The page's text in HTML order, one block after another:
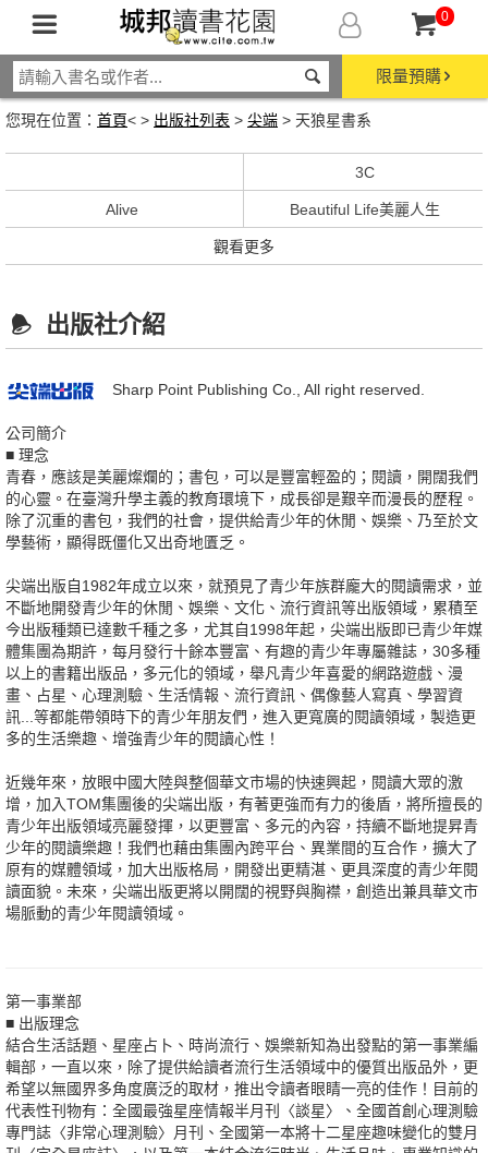
0
限量預購
您現在位置： 首頁< > 出版社列表 > 尖端 > 天狼星書系
3C
Alive Beautiful Life美麗人生
觀看更多
出版社介紹
Sharp Point Publishing Co., All right reserved.
公司簡介
■ 理念
青春，應該是美麗燦爛的；書包，可以是豐富輕盈的；閱讀，開闊我們
的心靈。在臺灣升學主義的教育環境下，成長卻是艱辛而漫長的歷程。
除了沉重的書包，我們的社會，提供給青少年的休閒、娛樂、乃至於文
學藝術，顯得既僵化又出奇地匱乏。
尖端出版自1982年成立以來，就預見了青少年族群龐大的閱讀需求，並
不斷地開發青少年的休閒、娛樂、文化、流行資訊等出版領域，累積至
今出版種類已達數千種之多，尤其自1998年起，尖端出版即已青少年媒
體集團為期許，每月發行十餘本豐富、有趣的青少年專屬雜誌，30多種
以上的書籍出版品，多元化的領域，舉凡青少年喜愛的網路遊戲、漫
畫、占星、心理測驗、生活情報、流行資訊、偶像藝人寫真、學習資
訊...等都能帶領時下的青少年朋友們，進入更寬廣的閱讀領域，製造更
多的生活樂趣、增強青少年的閱讀心性！
近幾年來，放眼中國大陸與整個華文市場的快速興起，閱讀大眾的激
增，加入TOM集團後的尖端出版，有著更強而有力的後盾，將所擅長的
青少年出版領域亮麗發揮，以更豐富、多元的內容，持續不斷地提昇青
少年的閱讀樂趣！我們也藉由集團內跨平台、異業間的互合作，擴大了
原有的媒體領域，加大出版格局，開發出更精湛、更具深度的青少年閱
讀面貌。未來，尖端出版更將以開闊的視野與胸襟，創造出兼具華文市
場脈動的青少年閱讀領域。
第一事業部
■ 出版理念
結合生活話題、星座占卜、時尚流行、娛樂新知為出發點的第一事業編
輯部，一直以來，除了提供給讀者流行生活領域中的優質出版品外，更
希望以無國界多角度廣泛的取材，推出令讀者眼睛一亮的佳作！目前的
代表性刊物有：全國最強星座情報半月刊〈談星〉、全國首創心理測驗
專門誌〈非常心理測驗〉月刊、全國第一本將十二星座趣味變化的雙月